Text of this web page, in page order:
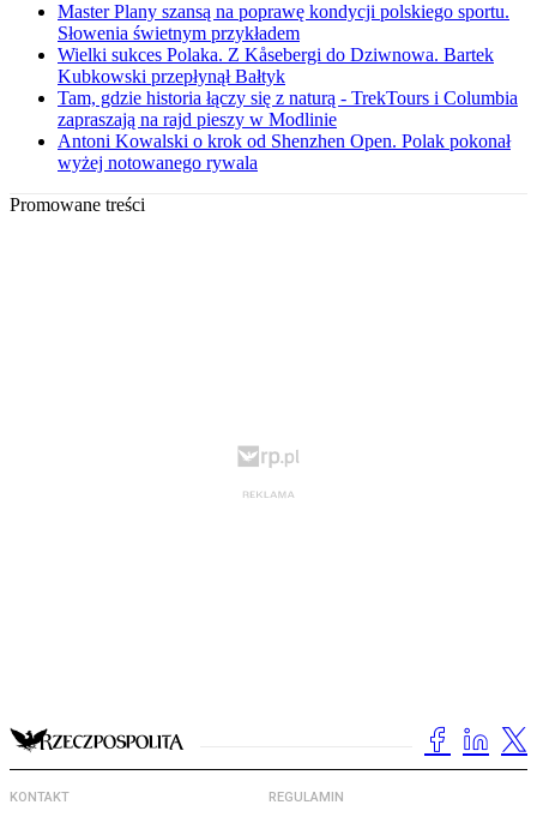
Master Plany szansą na poprawę kondycji polskiego sportu.
Słowenia świetnym przykładem
Wielki sukces Polaka. Z Kåsebergi do Dziwnowa. Bartek
Kubkowski przepłynął Bałtyk
Tam, gdzie historia łączy się z naturą - TrekTours i Columbia
zapraszają na rajd pieszy w Modlinie
Antoni Kowalski o krok od Shenzhen Open. Polak pokonał
wyżej notowanego rywala
Promowane treści
KONTAKT REGULAMIN